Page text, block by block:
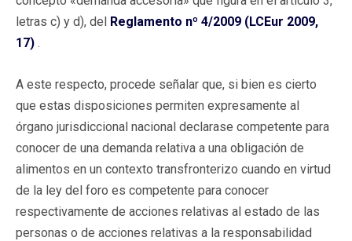
letras c) y d), del Reglamento nº 4/2009 (LCEur 2009,
17) .
A este respecto, procede señalar que, si bien es cierto
que estas disposiciones permiten expresamente al
órgano jurisdiccional nacional declarase competente para
conocer de una demanda relativa a una obligación de
alimentos en un contexto transfronterizo cuando en virtud
de la ley del foro es competente para conocer
respectivamente de acciones relativas al estado de las
personas o de acciones relativas a la responsabilidad